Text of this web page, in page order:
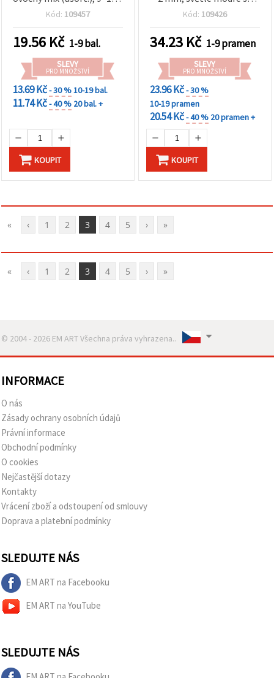
4–5 mm, průvlek 2 mm –
šperky a kreativní tvoření
– balení 20 ks
Kód: 109457
19.56 Kč 1-9 bal.
SLEVY
PRO MNOŽSTVÍ
13.69 Kč- 30 %10-19 bal.
11.74 Kč- 40 % 20 bal. +
KOUPIT
zlatavým pigmentem, cca
Kód: 109426
34.23 Kč 1-9 pramen
SLEVY
PRO MNOŽSTVÍ
23.96 Kč- 30 %
10-19 pramen
20.54 Kč- 40 % 20 pramen +
KOUPIT
« ‹ 1 2 3 4 5 › »
« ‹ 1 2 3 4 5 › »
© 2004 - 2026 EM ART Všechna práva vyhrazena..
INFORMACE
O nás
Zásady ochrany osobních údajů
Právní informace
Obchodní podmínky
O cookies
Nejčastější dotazy
Kontakty
Vrácení zboží a odstoupení od smlouvy
Doprava a platební podmínky
SLEDUJTE NÁS
EM ART na Facebooku
EM ART na YouTube
SLEDUJTE NÁS